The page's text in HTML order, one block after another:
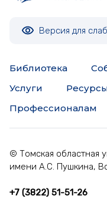
Версия для
Библиотека
Услуги
Профессионалам
© Томская областная
имени А.С. Пушкина,
+7 (3822) 51-51-26